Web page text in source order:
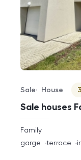
Sale houses
Offer type
Sale
Property type
House
Virtuální prohlídka
rozměry
disposition
Family
funkce
garge terrace